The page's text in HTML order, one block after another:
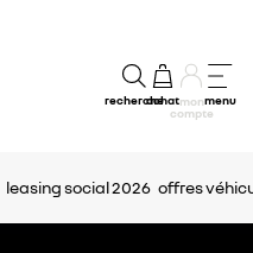
rechercheachatmon
compte
menu
leasing social 2026 offres